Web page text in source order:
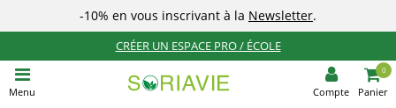
-10% en vous inscrivant à la Newsletter.
CRÉER UN ESPACE PRO / ÉCOLE
Menu Compte
0
Panier